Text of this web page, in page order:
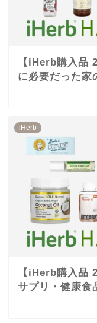
【iHerb購入品
に必要だった家
iHerb
【iHerb購入品
サプリ・健康食